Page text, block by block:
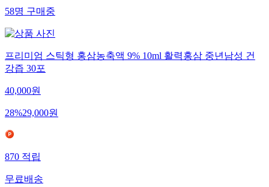
58명구매중
프리미엄 스틱형 홍삼농축액 9% 10ml 활력홍삼 중년남성 건
강즙 30포
40,000원
28%29,000원
870적립
무료배송